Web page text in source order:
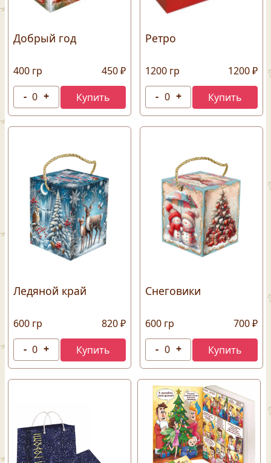
Добрый год
400 гр 450 ₽
Ретро
1200 гр 1200 ₽
Ледяной край
600 гр 820 ₽
Снеговики
600 гр 700 ₽